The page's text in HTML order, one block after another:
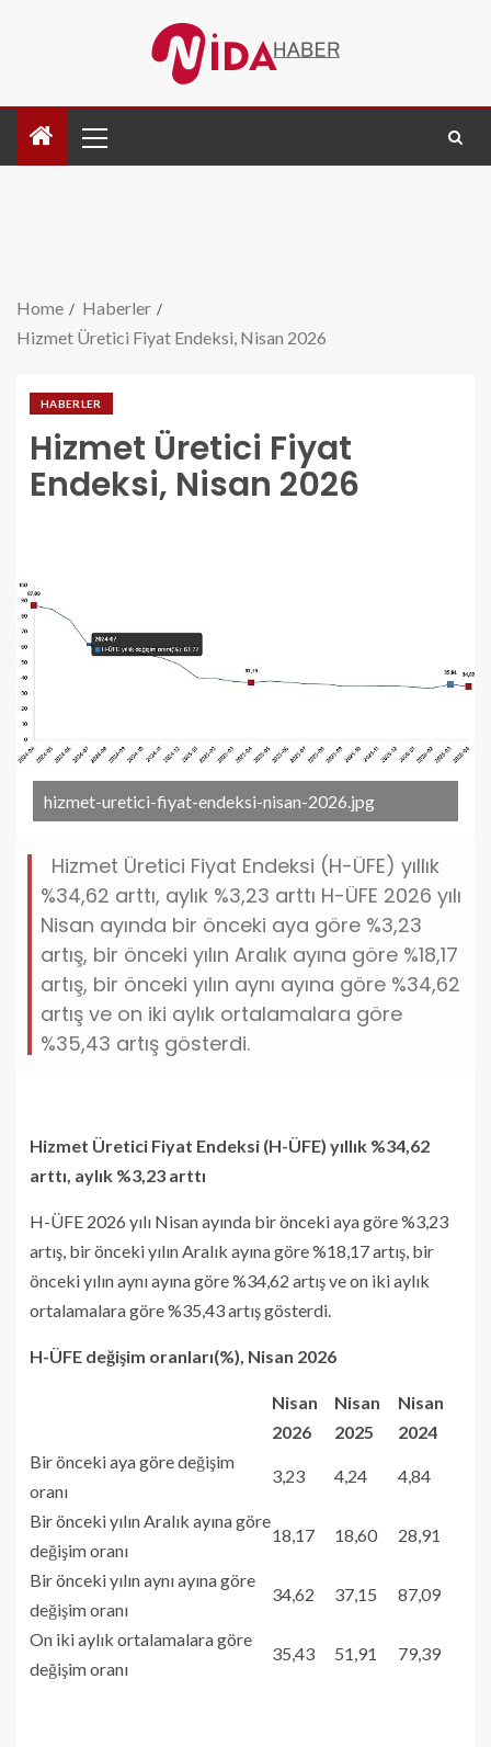
Home
Haberler
Hizmet Üretici Fiyat Endeksi, Nisan 2026
HABERLER
Hizmet Üretici Fiyat
Endeksi, Nisan 2026
hizmet-uretici-fiyat-endeksi-nisan-2026.jpg
Hizmet Üretici Fiyat Endeksi (H-ÜFE) yıllık
%34,62 arttı, aylık %3,23 arttı H-ÜFE 2026 yılı
Nisan ayında bir önceki aya göre %3,23
artış, bir önceki yılın Aralık ayına göre %18,17
artış, bir önceki yılın aynı ayına göre %34,62
artış ve on iki aylık ortalamalara göre
%35,43 artış gösterdi.
Hizmet Üretici Fiyat Endeksi (H-ÜFE) yıllık %34,62
arttı, aylık %3,23 arttı
H-ÜFE 2026 yılı Nisan ayında bir önceki aya göre %3,23
artış, bir önceki yılın Aralık ayına göre %18,17 artış, bir
önceki yılın aynı ayına göre %34,62 artış ve on iki aylık
ortalamalara göre %35,43 artış gösterdi.
H-ÜFE değişim oranları(%), Nisan 2026
Nisan
2026
Nisan
2025
Nisan
2024
Bir önceki aya göre değişim
oranı
3,23 4,24 4,84
Bir önceki yılın Aralık ayına göre
değişim oranı
18,17 18,60 28,91
Bir önceki yılın aynı ayına göre
değişim oranı
34,62 37,15 87,09
On iki aylık ortalamalara göre
değişim oranı
35,43 51,91 79,39